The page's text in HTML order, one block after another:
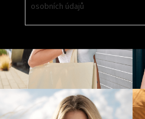
osobních údajů